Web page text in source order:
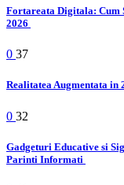
Fortareata Digitala: Cum
2026
0 37
Realitatea Augmentata in
0 32
Gadgeturi Educative si
Parinti Informati